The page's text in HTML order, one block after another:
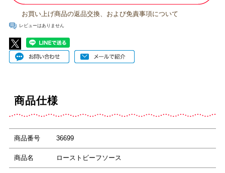
お買い上げ商品の返品交換、および免責事項について
レビューはありません
商品仕様
商品番号 36699
商品名 ローストビーフソース